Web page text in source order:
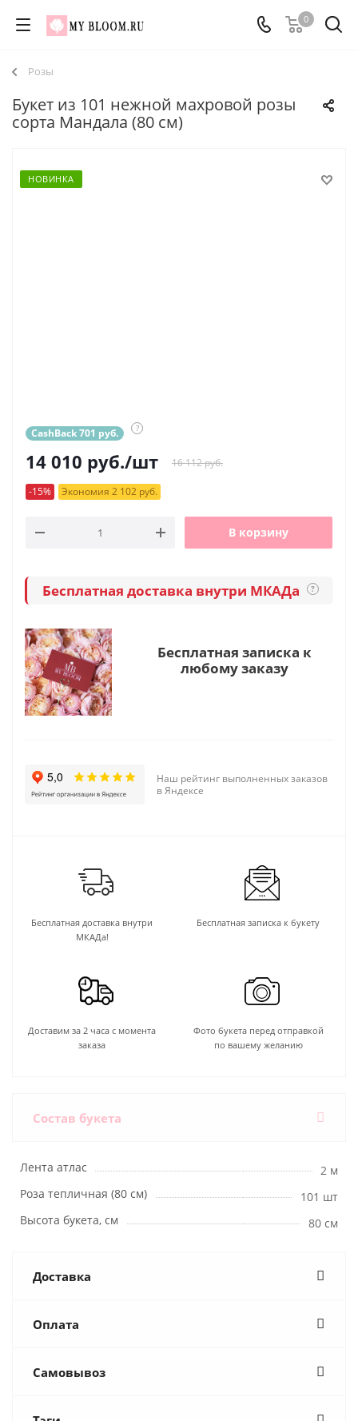
0
Розы
Букет из 101 нежной махровой розы
сорта Мандала (80 см)
НОВИНКА
CashBack 701 руб. ?
14 010 руб./шт 16 112 руб.
-15% Экономия 2 102 руб.
В корзину
Бесплатная доставка внутри МКАДа ?
Бесплатная записка к
любому заказу
Наш рейтинг выполненных заказов
в Яндексе
Бесплатная доставка внутри
МКАДа!
Бесплатная записка к букету
Доставим за 2 часа с момента
заказа
Фото букета перед отправкой
по вашему желанию
Состав букета
Лента атлас
2 м
Роза тепличная (80 см)
101 шт
Высота букета, см
80 см
Доставка
Оплата
Самовывоз